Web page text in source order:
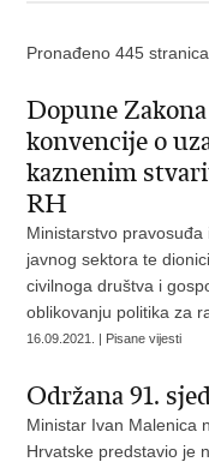
Pronađeno 445 stranica.
Dopune
konvencije o
kaznenim
RH
Ministarstvo
javnog sektora te
civilnoga društva i
oblikovanju politika za
16.09.2021. | Pisane vijesti
Održana 91.
Ministar Ivan Malenica
Hrvatske predstavio je